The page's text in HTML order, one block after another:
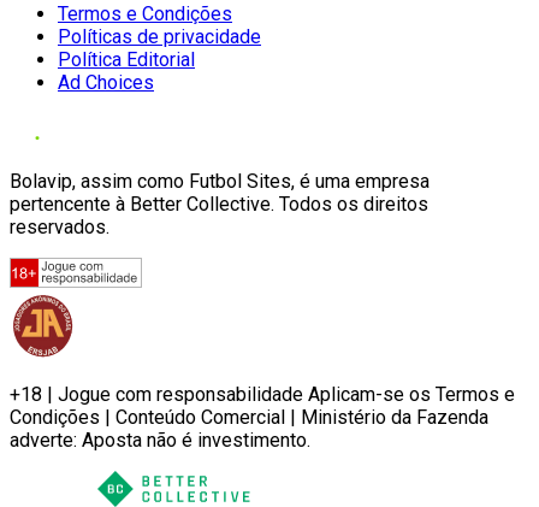
Termos e Condições
Políticas de privacidade
Política Editorial
Ad Choices
Bolavip, assim como Futbol Sites, é uma empresa
pertencente à Better Collective. Todos os direitos
reservados.
+18 | Jogue com responsabilidade Aplicam-se os Termos e
Condições | Conteúdo Comercial | Ministério da Fazenda
adverte: Aposta não é investimento.